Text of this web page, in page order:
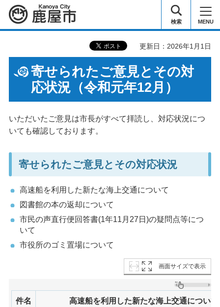
鹿屋市 検索 MENU
更新日：2026年1月1日
寄せられたご意見とその対
応状況（令和元年12月）
いただいたご意見は市長がすべて拝読し、対応状況につ
いても確認しております。
寄せられたご意見とその対応状況
高速船を利用した新たな海上交通について
図書館の本の返却について
市民の声直行便回答書(1年11月27日)の疑問点等につ
いて
市役所のゴミ置場について
画面サイズで表示
件名 高速船を利用した新たな海上交通について